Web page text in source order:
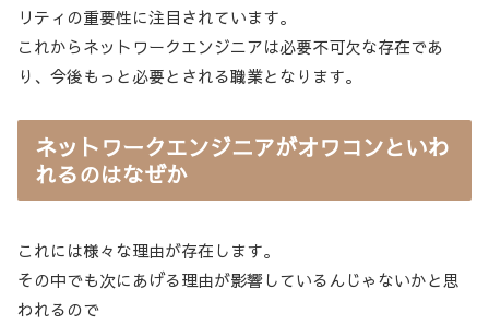
リティの重要性に注目されています。
これからネットワークエンジニアは必要不可欠な存在であ
り、今後もっと必要とされる職業となります。
ネットワークエンジニアがオワコンといわ
れるのはなぜか
これには様々な理由が存在します。
その中でも次にあげる理由が影響しているんじゃないかと思
われるので